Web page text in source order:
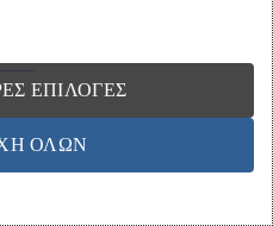
ΕΠΙΛΟΓΈΣ
ΌΛΩΝ